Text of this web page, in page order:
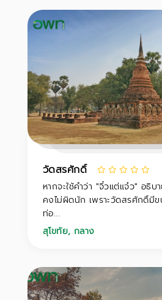
วัดสรศักดิ์
หากจะใช้คำว่า "จิ๋วแต่แจ๋ว" อธิ
คงไม่ผิดนัก เพราะวัดสรศักดิ์มี
ท่อ...
สุโขทัย, กลาง